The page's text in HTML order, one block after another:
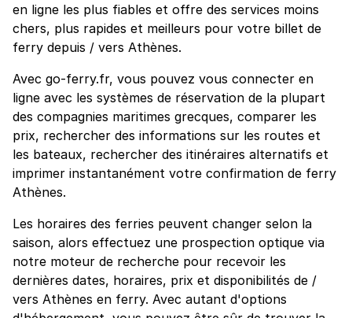
en ligne les plus fiables et offre des services moins
chers, plus rapides et meilleurs pour votre billet de
ferry depuis / vers Athènes.
Avec go-ferry.fr, vous pouvez vous connecter en
ligne avec les systèmes de réservation de la plupart
des compagnies maritimes grecques, comparer les
prix, rechercher des informations sur les routes et
les bateaux, rechercher des itinéraires alternatifs et
imprimer instantanément votre confirmation de ferry
Athènes.
Les horaires des ferries peuvent changer selon la
saison, alors effectuez une prospection optique via
notre moteur de recherche pour recevoir les
dernières dates, horaires, prix et disponibilités de /
vers Athènes en ferry. Avec autant d'options